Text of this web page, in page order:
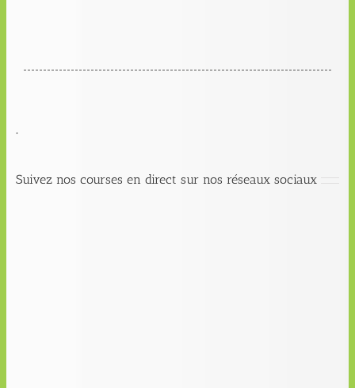
.
Suivez nos courses en direct sur nos réseaux sociaux